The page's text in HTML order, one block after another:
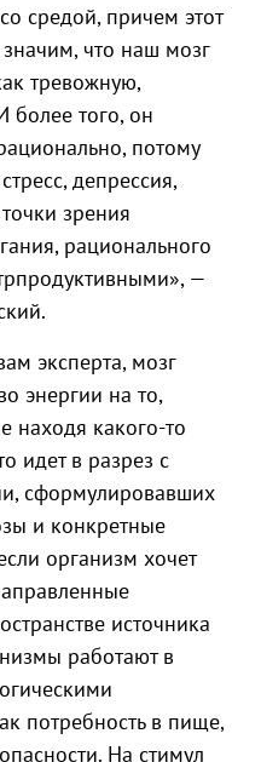
средой, причем этот
что наш мозг
тревожную,
того, он
потому
депрессия,
зрения
рационального
—
эксперта, мозг
энергии на то,
находя какого-то
идет в разрез с
сформулировавших
и конкретные
организм хочет
источника
работают в
потребность в пище,
На стимул